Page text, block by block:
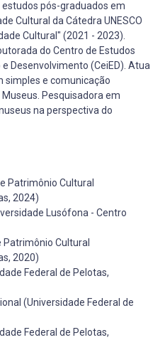
pós-graduados em
Cultural da Cátedra UNESCO
Cultural" (2021 - 2023).
do Centro de Estudos
Desenvolvimento (CeiED). Atua
simples e comunicação
Pesquisadora em
na perspectiva do
Patrimônio Cultural
2024)
Lusófona - Centro
Patrimônio Cultural
2020)
Federal de Pelotas,
(Universidade Federal de
Federal de Pelotas,